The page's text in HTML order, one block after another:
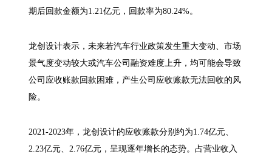
期后回款金额为1.21亿元，回款率为80.24%。
龙创设计表示，未来若汽车行业政策发生重大变动、市场
景气度变动较大或汽车公司融资难度上升，均可能会导致
公司应收账款回款困难，产生公司应收账款无法回收的风
险。
2021-2023年，龙创设计的应收账款分别约为1.74亿元、
2.23亿元、2.76亿元，呈现逐年增长的态势。占营业收入